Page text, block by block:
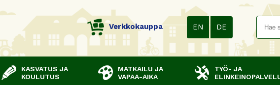
Verkkokauppa EN DE
KASVATUS JA
KOULUTUS
MATKAILU JA
VAPAA-AIKA
TYÖ- JA